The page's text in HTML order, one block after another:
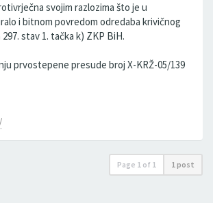
svojim razlozima što je u
i bitnom povredom odredaba krivičnog
stav 1. tačka k) ZKP BiH.
prvostepene presude broj X-KRŽ-05/139
Page 1 of 1 1 post